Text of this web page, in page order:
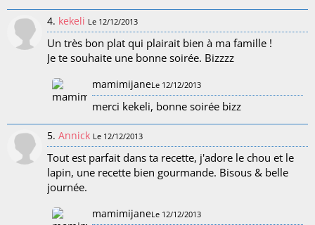
4. kekeli Le 12/12/2013
Un très bon plat qui plairait bien à ma famille !
Je te souhaite une bonne soirée. Bizzzz
mamimijaneLe 12/12/2013
merci kekeli, bonne soirée bizz
5. Annick Le 12/12/2013
Tout est parfait dans ta recette, j'adore le chou et le
lapin, une recette bien gourmande. Bisous & belle
journée.
mamimijaneLe 12/12/2013